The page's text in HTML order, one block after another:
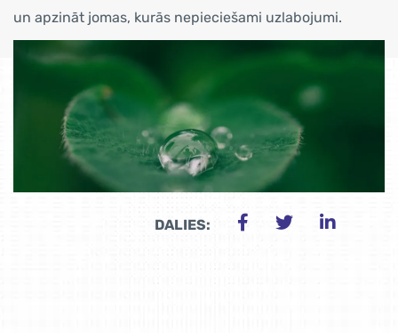
un apzināt jomas, kurās nepieciešami uzlabojumi.
DALIES: